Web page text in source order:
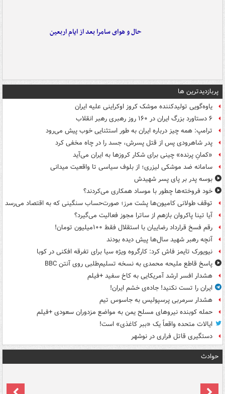
حال و هوای سامرا بعد از ایام اربعین
پربازدیدترین ها
یاوه‌گویی تولیدکننده موشک کروز اوکراینی علیه ایران
۶ دستاورد بزرگ ایران در ۱۶۰ روز رهبری رهبر انقلاب
ترامپ: همه چیز درباره ایران به طور استثنایی خوب پیش می‌رود
پدر شاهرودی پس از قتل پسرش، جسد را در چاه مخفی کرد
«کمانِ پرنده» چینی برای شکار کروزها به ایران می‌آید
سامانه ضد موشکی لیزری؛ از بلوف سیاسی تا واقعیت میدانی
بوسه‌ پدر بر پای پسر شهیدش
خود فروخته‌ها چطور با موساد همکاری می‌کردند؟
توقف طولانی کامیون‌ها پشت مرز؛ صورت‌حساب سنگینی که به اقتصاد می‌رسد
آیا تینا پاکروان بازهم از ساترا مجوز فعالیت می‌گیرد؟
رقم فسخ قرارداد رضاییان با استقلال فقط ۱۰۰میلیون تومان!
آنچه رهبر شهید سال‌ها پیش دیده بودند
نیویورک تایمز فاش کرد: کارگروه ویژه سیا برای تفرقه افکنی در کوبا
پاسخ قاطع ملیحه محمدی به نسخه تسلیم‌طلبی روی آنتن BBC
هشدار افسر ارشد آمریکایی به کاخ سفید +فیلم
ایران را تست نکنید! جاده‌ی خشم ایران!
هشدار سرمربی پرسپولیس به جاسوس تیم
حمله کوبنده نیروهای مسلح یمن به مواضع مزدوران سعودی +فیلم
ایالات متحده واقعاً یک «ببر کاغذی» است!
دستگیری قاتل فراری در نوشهر
حوادث